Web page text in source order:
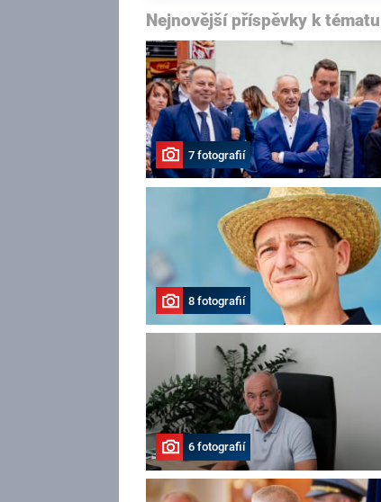
Nejnovější příspěvky k tématu
7 fotografií
8 fotografií
6 fotografií